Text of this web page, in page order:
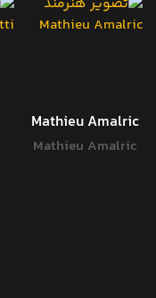
Mathieu Amalric
Mathieu Amalric